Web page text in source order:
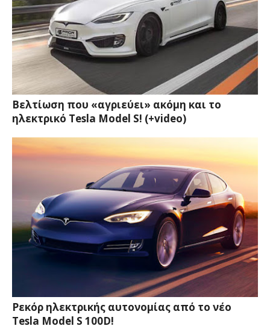
Βελτίωση που «αγριεύει» ακόμη και το
ηλεκτρικό Tesla Model S! (+video)
Ρεκόρ ηλεκτρικής αυτονομίας από το νέο
Tesla Model S 100D!